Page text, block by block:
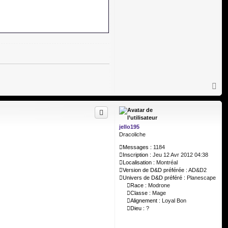
a
u
jello195
Dracoliche
Messages : 1184
Inscription : Jeu 12 Avr 2012 04:38
Localisation : Montréal
Version de D&D préférée : AD&D2
Univers de D&D préféré : Planescape
Race : Modrone
Classe : Mage
Alignement : Loyal Bon
Dieu : ?